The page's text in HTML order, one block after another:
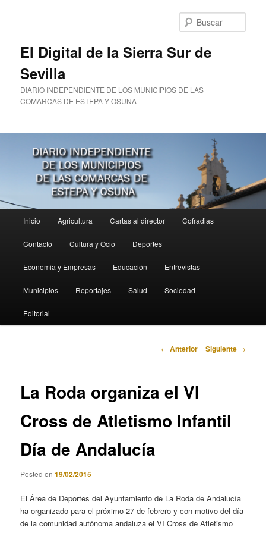
El Digital de la Sierra Sur de
Sevilla
DIARIO INDEPENDIENTE DE LOS MUNICIPIOS DE LAS
COMARCAS DE ESTEPA Y OSUNA
principal
Inicio Agricultura Cartas al director Cofradias
Contacto Cultura y Ocio Deportes
Economia y Empresas Educación Entrevistas
Municipios Reportajes Salud Sociedad
Editorial
Navegación
← Anterior Siguiente →
La Roda organiza el VI
Cross de Atletismo Infantil
Día de Andalucía
Posted on19/02/2015
El Área de Deportes del Ayuntamiento de La Roda de Andalucía
ha organizado para el próximo 27 de febrero y con motivo del día
de la comunidad autónoma andaluza el VI Cross de Atletismo